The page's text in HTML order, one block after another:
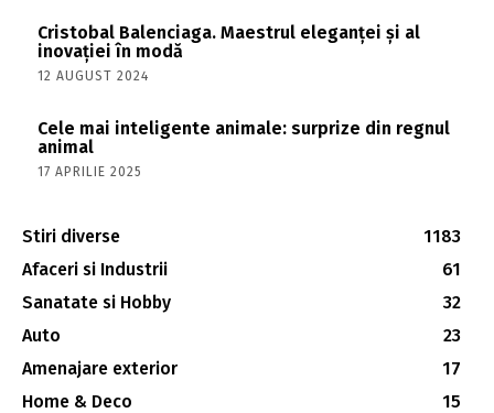
Cristobal Balenciaga. Maestrul eleganței și al
inovației în modă
12 AUGUST 2024
Cele mai inteligente animale: surprize din regnul
animal
17 APRILIE 2025
Stiri diverse
1183
Afaceri si Industrii
61
Sanatate si Hobby
32
Auto
23
Amenajare exterior
17
Home & Deco
15